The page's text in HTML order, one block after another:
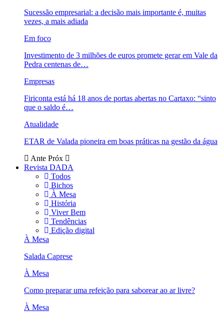
Sucessão empresarial: a decisão mais importante é, muitas
vezes, a mais adiada
Em foco
Investimento de 3 milhões de euros promete gerar em Vale da
Pedra centenas de…
Empresas
Firiconta está há 18 anos de portas abertas no Cartaxo: “sinto
que o saldo é…
Atualidade
ETAR de Valada pioneira em boas práticas na gestão da água
Ante Próx
Revista DADA
Todos
Bichos
À Mesa
História
Viver Bem
Tendências
Edição digital
À Mesa
Salada Caprese
À Mesa
Como preparar uma refeição para saborear ao ar livre?
À Mesa